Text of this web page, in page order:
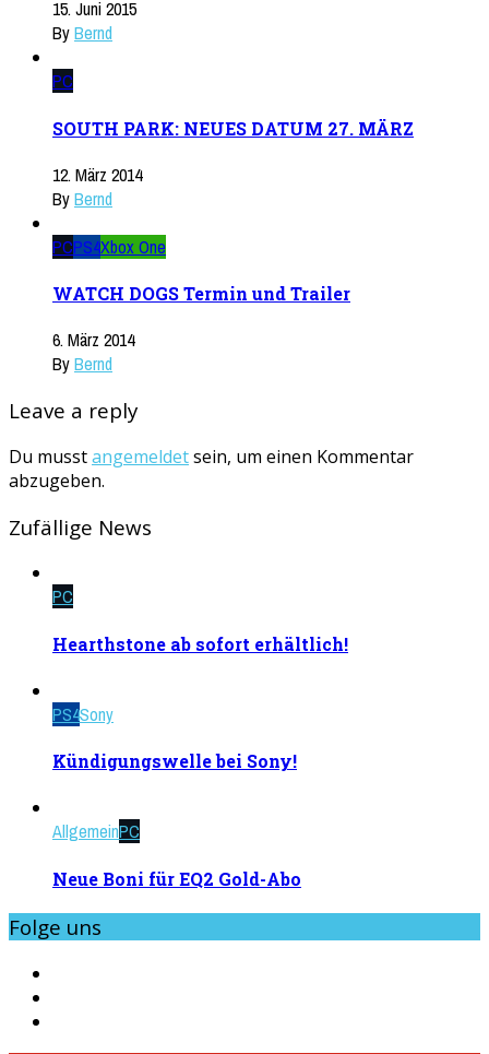
15. Juni 2015
ByBernd
PC
SOUTH PARK: NEUES DATUM 27. MÄRZ
12. März 2014
ByBernd
PCPS4Xbox One
WATCH DOGS Termin und Trailer
6. März 2014
ByBernd
Leave a reply
Du musstangemeldetsein, um einen Kommentar
abzugeben.
Zufällige News
PC
Hearthstone ab sofort erhältlich!
PS4Sony
Kündigungswelle bei Sony!
AllgemeinPC
Neue Boni für EQ2 Gold-Abo
Folge uns